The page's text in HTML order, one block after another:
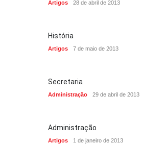
Artigos 28 de abril de 2013
História
Artigos 7 de maio de 2013
Secretaria
Administração 29 de abril de 2013
Administração
Artigos 1 de janeiro de 2013